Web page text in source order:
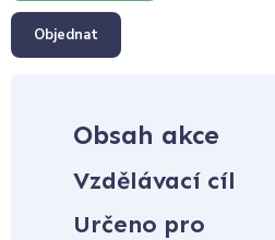
Objednat
Obsah akce
Vzdělávací cíl
Určeno pro